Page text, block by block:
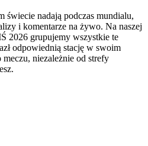
świecie nadają podczas mundialu,
i komentarze na żywo. Na naszej
2026 grupujemy wszystkie te
odpowiednią stację w swoim
niezależnie od strefy